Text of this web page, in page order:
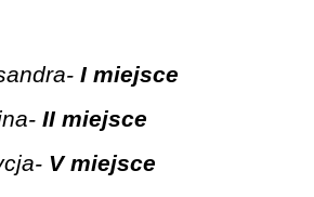
I miejsce
II miejsce
V miejsce